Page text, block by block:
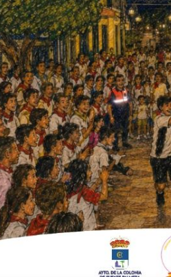
del 6 al 9 de octubre,
de la moda.
la nueva edición de Fuente
renovadas, y nueva
edición con pasión y alegría
a llenarse de parejas
de Boda es un
sino de cualquier rincón de
de Extremadura y Castilla La
su futuro enlace. Uno de los
el centro comercial abierto